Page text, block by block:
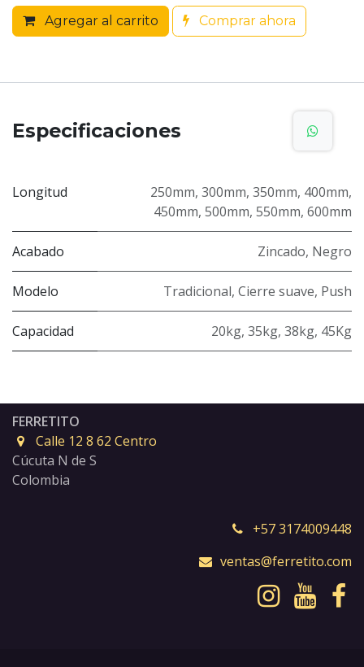
Agregar al carrito Comprar ahora
Especificaciones
Longitud 250mm, 300mm, 350mm, 400mm,
450mm, 500mm, 550mm, 600mm
Acabado Zincado, Negro
Modelo Tradicional, Cierre suave, Push
Capacidad 20kg, 35kg, 38kg, 45Kg
FERRETITO
Calle 12 8 62 Centro
Cúcuta N de S
Colombia
+57 3174009448
ventas@ferretito.com